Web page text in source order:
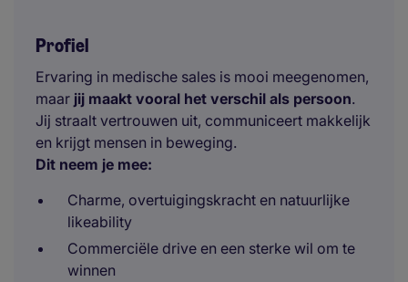
Profiel
Ervaring in medische sales is mooi meegenomen,
maar jij maakt vooral het verschil als persoon.
Jij straalt vertrouwen uit, communiceert makkelijk
en krijgt mensen in beweging.
Dit neem je mee:
Charme, overtuigingskracht en natuurlijke
likeability
Commerciële drive en een sterke wil om te
winnen